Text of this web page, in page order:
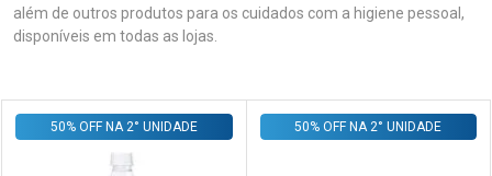
além de outros produtos para os cuidados com a higiene pessoal,
disponíveis em todas as lojas.
Prateleira
50% OFF NA 2° UNIDADE 50% OFF NA 2° UNIDADE